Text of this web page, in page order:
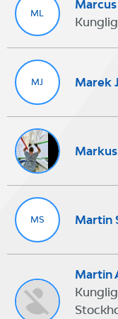
ML
MJ Marek
MS Martin
Martin